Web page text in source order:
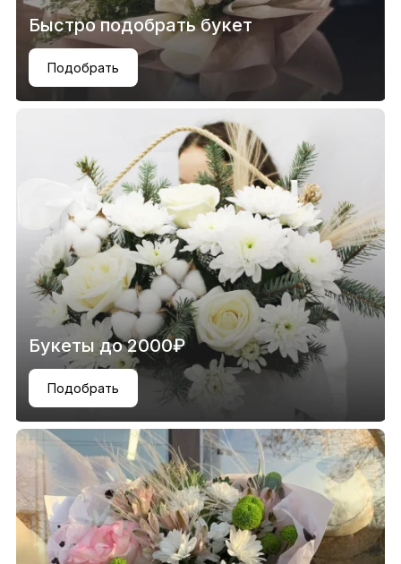
Быстро подобрать букет
Подобрать
Букеты до 2000₽
Подобрать